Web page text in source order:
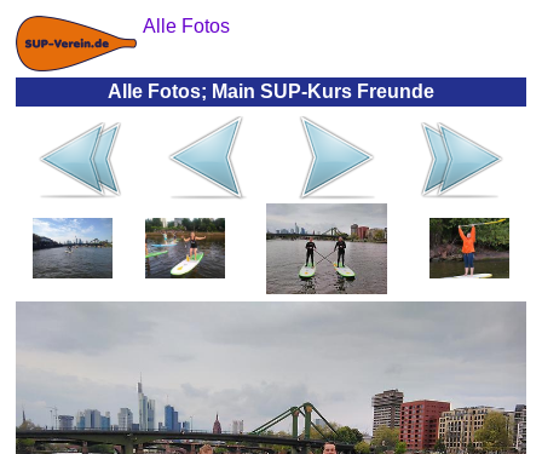
Alle Fotos
Alle Fotos; Main SUP-Kurs Freunde